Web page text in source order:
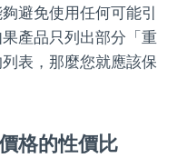
避免使用任何可能引
產品只列出部分「重
表，那麼您就應該保
格的性價比